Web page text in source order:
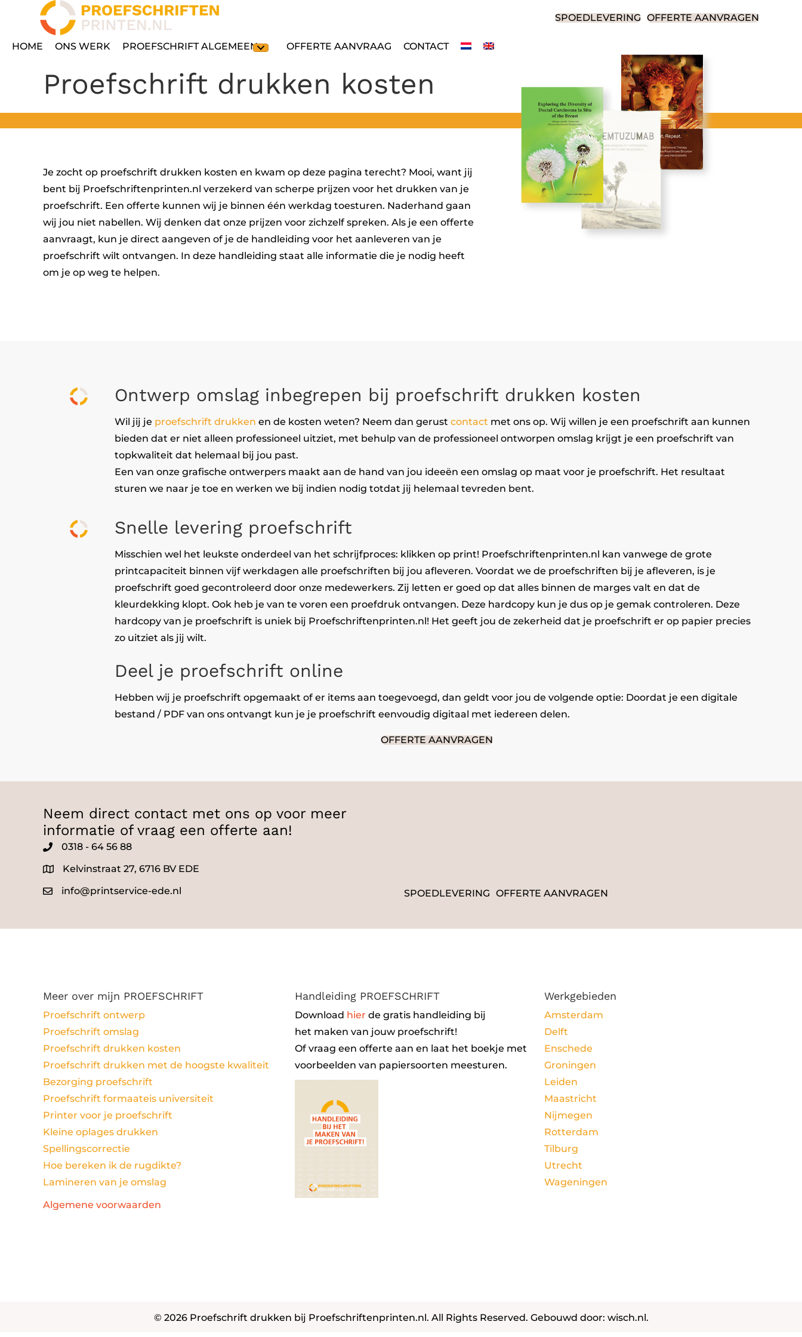
SPOEDLEVERING OFFERTE AANVRAGEN
HOME ONS WERK PROEFSCHRIFT ALGEMEEN OFFERTE AANVRAAG CONTACT
Proefschrift drukken kosten
Je zocht op proefschrift drukken kosten en kwam op deze pagina terecht? Mooi, want jij
bent bij Proefschriftenprinten.nl verzekerd van scherpe prijzen voor het drukken van je
proefschrift. Een offerte kunnen wij je binnen één werkdag toesturen. Naderhand gaan
wij jou niet nabellen. Wij denken dat onze prijzen voor zichzelf spreken. Als je een offerte
aanvraagt, kun je direct aangeven of je de handleiding voor het aanleveren van je
proefschrift wilt ontvangen. In deze handleiding staat alle informatie die je nodig heeft
om je op weg te helpen.
Ontwerp omslag inbegrepen bij proefschrift drukken kosten
Wil jij je proefschrift drukken en de kosten weten? Neem dan gerust contact met ons op. Wij willen je een proefschrift aan kunnen
bieden dat er niet alleen professioneel uitziet, met behulp van de professioneel ontworpen omslag krijgt je een proefschrift van
topkwaliteit dat helemaal bij jou past.
Een van onze grafische ontwerpers maakt aan de hand van jou ideeën een omslag op maat voor je proefschrift. Het resultaat
sturen we naar je toe en werken we bij indien nodig totdat jij helemaal tevreden bent.
Snelle levering proefschrift
Misschien wel het leukste onderdeel van het schrijfproces: klikken op print! Proefschriftenprinten.nl kan vanwege de grote
printcapaciteit binnen vijf werkdagen alle proefschriften bij jou afleveren. Voordat we de proefschriften bij je afleveren, is je
proefschrift goed gecontroleerd door onze medewerkers. Zij letten er goed op dat alles binnen de marges valt en dat de
kleurdekking klopt. Ook heb je van te voren een proefdruk ontvangen. Deze hardcopy kun je dus op je gemak controleren. Deze
hardcopy van je proefschrift is uniek bij Proefschriftenprinten.nl! Het geeft jou de zekerheid dat je proefschrift er op papier precies
zo uitziet als jij wilt.
Deel je proefschrift online
Hebben wij je proefschrift opgemaakt of er items aan toegevoegd, dan geldt voor jou de volgende optie: Doordat je een digitale
bestand / PDF van ons ontvangt kun je je proefschrift eenvoudig digitaal met iedereen delen.
OFFERTE AANVRAGEN
Neem direct contact met ons op voor meer
informatie of vraag een offerte aan!
03450318 - 64 56 88
Kelvinstraat 27, 6716 BV EDE
info@printservice-ede.nl
SPOEDLEVERING OFFERTE AANVRAGEN
Meer over mijn PROEFSCHRIFT
Proefschrift ontwerp
Proefschrift omslag
Proefschrift drukken kosten
Proefschrift drukken met de hoogste kwaliteit
Bezorging proefschrift
Proefschrift formaateis universiteit
Printer voor je proefschrift
Kleine oplages drukken
Spellingscorrectie
Hoe bereken ik de rugdikte?
Lamineren van je omslag
Algemene voorwaarden
Handleiding PROEFSCHRIFT
Download hier de gratis handleiding bij
het maken van jouw proefschrift!
Of vraag een offerte aan en laat het boekje met
voorbeelden van papiersoorten meesturen.
Werkgebieden
Amsterdam
Delft
Enschede
Groningen
Leiden
Maastricht
Nijmegen
Rotterdam
Tilburg
Utrecht
Wageningen
© 2026 Proefschrift drukken bij Proefschriftenprinten.nl. All Rights Reserved. Gebouwd door: wisch.nl.